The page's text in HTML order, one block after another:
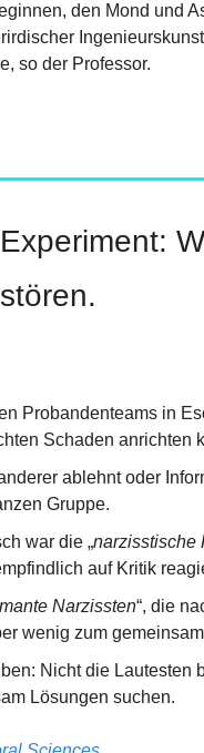
den Mond und
so der Professor.
Probandenteams in
Schaden anrichten
ablehnt oder
Gruppe.
war die „narzisstische
auf Kritik
Narzissten“, die
wenig zum
Nicht die Lautesten
Lösungen suchen.